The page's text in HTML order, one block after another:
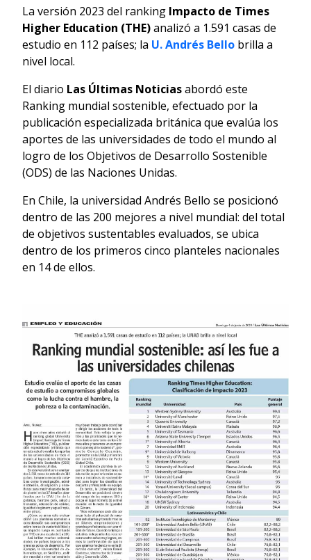
La versión 2023 del ranking Impacto de Times
Higher Education (THE)analizó a 1.591 casas de
estudio en 112 países; la U. Andrés Bello brilla a
nivel local.
El diario Las Últimas Noticiasabordó este
Ranking mundial sostenible, efectuado por la
publicación especializada británica que evalúa los
aportes de las universidades de todo el mundo al
logro de los Objetivos de Desarrollo Sostenible
(ODS) de las Naciones Unidas.
En Chile, la universidad Andrés Bello se posicionó
dentro de las 200 mejores a nivel mundial: del total
de objetivos sustentables evaluados, se ubica
dentro de los primeros cinco planteles nacionales
en 14 de ellos.